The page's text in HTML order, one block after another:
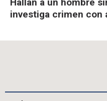
investiga crimen con